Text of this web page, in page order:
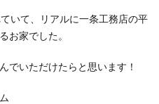
いて、リアルに一条工務店の平
お家でした。
でいただけたらと思います！
ム